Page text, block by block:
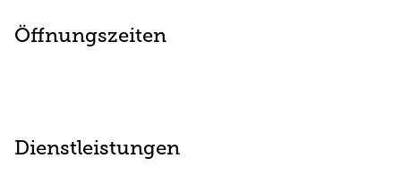
Öffnungszeiten
Dienstleistungen